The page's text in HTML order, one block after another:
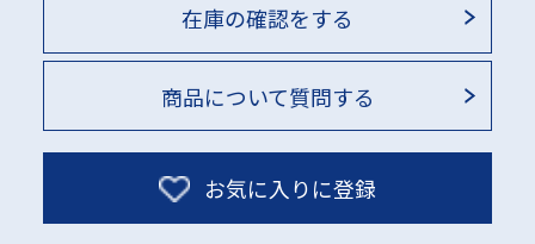
在庫の確認をする
商品について質問する
お気に入りに登録